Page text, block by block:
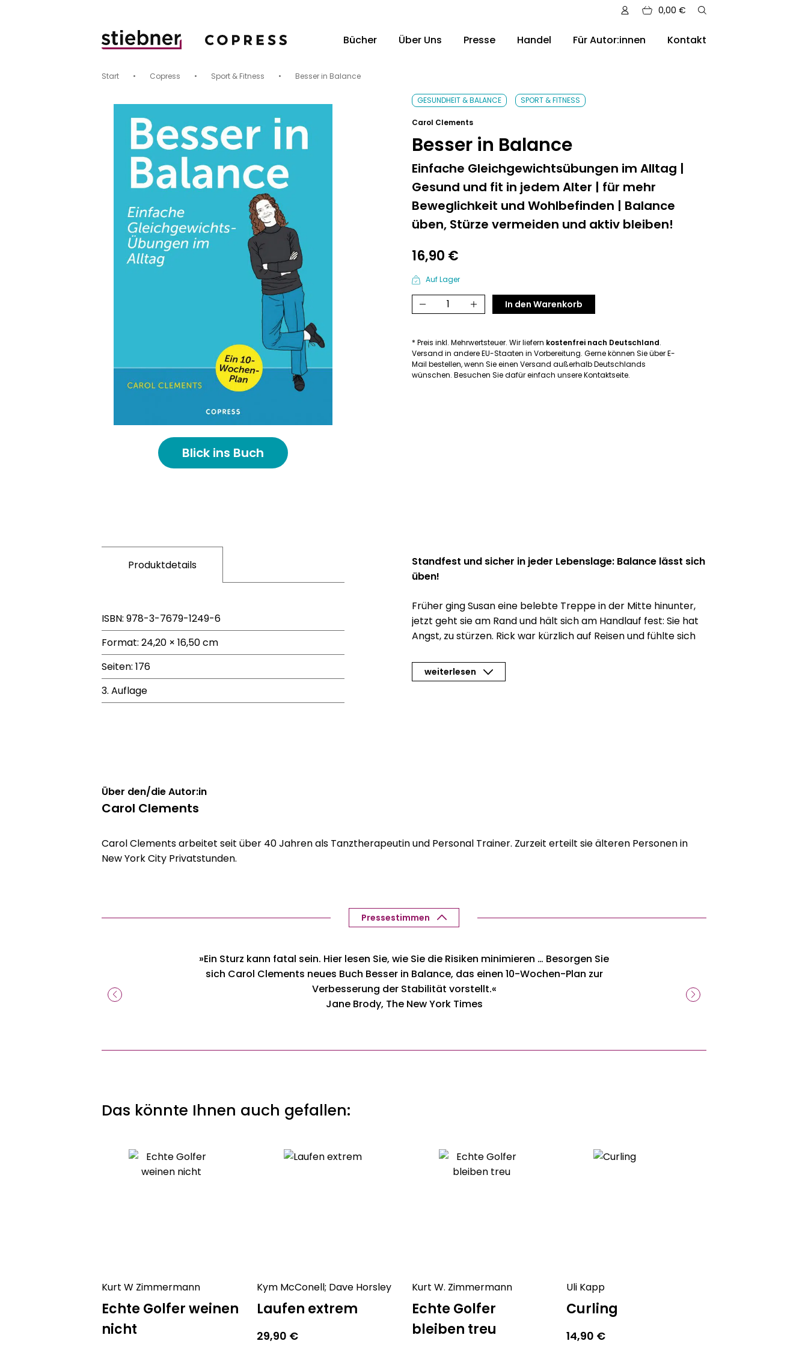
0,00 €
Bücher Über Uns Presse Handel Für Autor:innen Kontakt
Start • Copress • Sport & Fitness • Besser in Balance
Blick ins Buch
GESUNDHEIT & BALANCE SPORT & FITNESS
Carol Clements
Besser in Balance
Einfache Gleichgewichtsübungen im Alltag |
Gesund und fit in jedem Alter | für mehr
Beweglichkeit und Wohlbefinden | Balance
üben, Stürze vermeiden und aktiv bleiben!
16,90 €
Auf Lager
Besser
in
Menge
In den Warenkorb
* Preis inkl. Mehrwertsteuer. Wir liefern kostenfrei nach Deutschland.
Versand in andere EU-Staaten in Vorbereitung. Gerne können Sie über E-
Mail bestellen, wenn Sie einen Versand außerhalb Deutschlands
wünschen. Besuchen Sie dafür einfach unsere Kontaktseite.
Produktdetails
ISBN: 978-3-7679-1249-6
Format: 24,20 × 16,50 cm
Seiten: 176
3. Auflage
Standfest und sicher in jeder Lebenslage: Balance lässt sich
üben!
Früher ging Susan eine belebte Treppe in der Mitte hinunter,
jetzt geht sie am Rand und hält sich am Handlauf fest: Sie hat
Angst, zu stürzen. Rick war kürzlich auf Reisen und fühlte sich
Sturzprophylaxe hatte er bisher nicht gedacht. Als junger
Mensch hält man es für selbstverständlich, dass man stets
Rehasport
Machen Sie sich Ihr Leben leichter: Sturzrisiken erkennen
und Stolperfallen vermeiden
Mit zunehmendem Alter steigt leider das Risiko zu stürzen —
und damit die Gefahr von schweren Verletzungen, von denen
sich manche Senioren nie mehr völlig erholen. Die Furcht vor
muss nicht sein! Autorin und Tanztherapeutin Carol Clements
geschlossen!
weiterlesen
Über den/die Autor:in
Carol Clements
Carol Clements arbeitet seit über 40 Jahren als Tanztherapeutin und Personal Trainer. Zurzeit erteilt sie älteren Personen in
New York City Privatstunden.
Pressestimmen
»Ein Sturz kann fatal sein. Hier lesen Sie, wie Sie die Risiken minimieren … Besorgen Sie
sich Carol Clements neues Buch Besser in Balance, das einen 10-Wochen-Plan zur
Verbesserung der Stabilität vorstellt.«
Jane Brody, The New York Times
Das könnte Ihnen auch gefallen:
Kurt W Zimmermann
Echte Golfer weinen
nicht
Kym McConell; Dave Horsley
Laufen extrem
29,90 €
Kurt W. Zimmermann
Echte Golfer
bleiben treu
Uli Kapp
Curling
14,90 €